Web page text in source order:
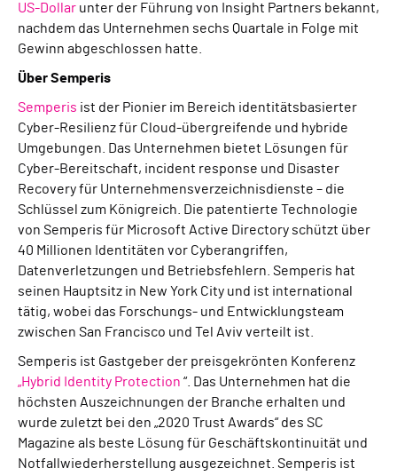
US-Dollar unter der Führung von Insight Partners bekannt,
nachdem das Unternehmen sechs Quartale in Folge mit
Gewinn abgeschlossen hatte.
Über Semperis
Semperis ist der Pionier im Bereich identitätsbasierter
Cyber-Resilienz für Cloud-übergreifende und hybride
Umgebungen. Das Unternehmen bietet Lösungen für
Cyber-Bereitschaft, incident response und Disaster
Recovery für Unternehmensverzeichnisdienste – die
Schlüssel zum Königreich. Die patentierte Technologie
von Semperis für Microsoft Active Directory schützt über
40 Millionen Identitäten vor Cyberangriffen,
Datenverletzungen und Betriebsfehlern. Semperis hat
seinen Hauptsitz in New York City und ist international
tätig, wobei das Forschungs- und Entwicklungsteam
zwischen San Francisco und Tel Aviv verteilt ist.
Semperis ist Gastgeber der preisgekrönten Konferenz
„Hybrid Identity Protection “. Das Unternehmen hat die
höchsten Auszeichnungen der Branche erhalten und
wurde zuletzt bei den „2020 Trust Awards“ des SC
Magazine als beste Lösung für Geschäftskontinuität und
Notfallwiederherstellung ausgezeichnet. Semperis ist